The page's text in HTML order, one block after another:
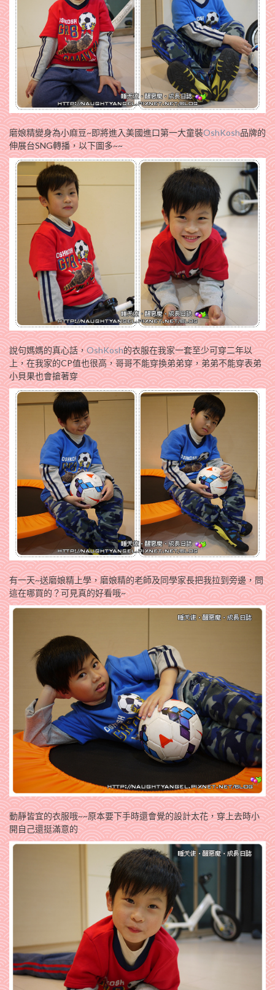
磨娘精變身為小麻豆~即將進入美國進口第一大童裝OshKosh品牌的
伸展台SNG轉播，以下圖多~~
說句媽媽的真心話，OshKosh的衣服在我家一套至少可穿二年以
上，在我家的CP值也很高，哥哥不能穿換弟弟穿，弟弟不能穿表弟
小貝果也會搶著穿
有一天~送磨娘精上學，磨娘精的老師及同學家長把我拉到旁邊，問
這在哪買的？可見真的好看哦~
動靜皆宜的衣服哦~~原本要下手時還會覺的設計太花，穿上去時小
開自己還挺滿意的